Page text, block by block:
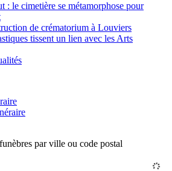
: le cimetière se métamorphose pour
de crématorium à Louviers
tissent un lien avec les Arts
par ville ou code postal